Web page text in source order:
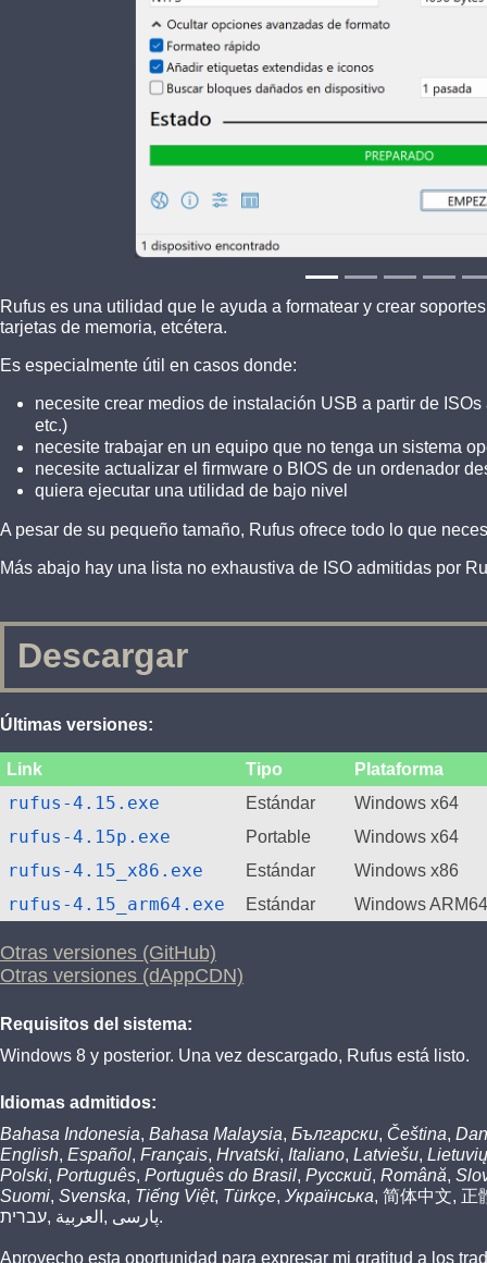
Rufus es una utilidad que le ayuda a formatear y crear
tarjetas de memoria, etcétera.
Es especialmente útil en casos donde:
necesite crear medios de instalación USB a partir de
etc.)
necesite trabajar en un equipo que no tenga un sistema
necesite actualizar el firmware o BIOS de un ordenador
quiera ejecutar una utilidad de bajo nivel
A pesar de su pequeño tamaño, Rufus ofrece todo lo que
Más abajo hay una lista no exhaustiva de ISO admitidas por
Descargar
Últimas versiones:
Link Tipo Plataforma
rufus-4.15.exe Estándar Windows x64
rufus-4.15p.exe Portable Windows x64
rufus-4.15_x86.exe Estándar Windows x86
rufus-4.15_arm64.exe Estándar Windows ARM64
Otras versiones (GitHub)
Otras versiones (dAppCDN)
Requisitos del sistema:
Windows 8 y posterior. Una vez descargado, Rufus está listo.
Idiomas admitidos:
Bahasa Indonesia, Bahasa Malaysia, Български, Čeština,
English, Español, Français, Hrvatski, Italiano, Latviešu, Lietuvių
Polski, Português, Português do Brasil, Русский, Română,
Suomi, Svenska, Tiếng Việt, Türkçe, Українська, 简体中文, 正
עברית, العربية , پارسی.
Aprovecho esta oportunidad para expresar mi gratitud a los